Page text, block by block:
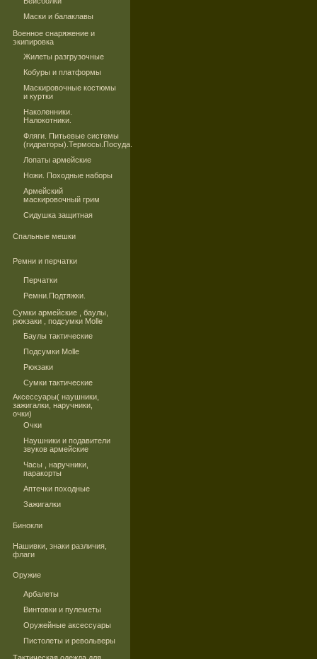
Маски и балаклавы
Военное снаряжение и
экипировка
Жилеты разгрузочные
Кобуры и платформы
Маскировочные костюмы
и куртки
Наколенники.
Налокотники.
Фляги. Питьевые системы
(гидраторы).Термосы.Посуда.
Лопаты армейские
Ножи. Походные наборы
Армейский
маскировочный грим
Сидушка защитная
Спальные мешки
Ремни и перчатки
Перчатки
Ремни.Подтяжки.
Сумки армейские , баулы,
рюкзаки , подсумки Molle
Баулы тактические
Подсумки Molle
Рюкзаки
Сумки тактические
Аксессуары( наушники,
зажигалки, наручники,
очки)
Очки
Наушники и подавители
звуков армейские
Часы , наручники,
паракорты
Аптечки походные
Зажигалки
Бинокли
Нашивки, знаки различия,
флаги
Оружие
Арбалеты
Винтовки и пулеметы
Оружейные аксессуары
Пистолеты и револьверы